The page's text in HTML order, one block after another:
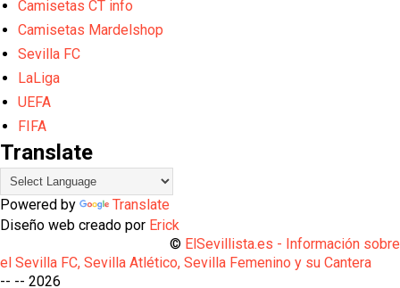
Camisetas CT info
Camisetas Mardelshop
Sevilla FC
LaLiga
UEFA
FIFA
Translate
Powered by
Translate
Diseño web creado por Erick
© ElSevillista.es - Información sobre
el Sevilla FC, Sevilla Atlético, Sevilla Femenino y su Cantera
-- -- 2026